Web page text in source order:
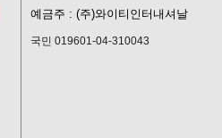
예금주 : (주)와이티인터내셔날
국민 019601-04-310043